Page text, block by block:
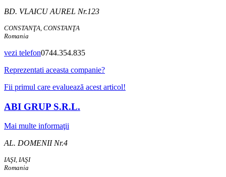
BD. VLAICU AUREL Nr.123
CONSTANŢA, CONSTANŢA
Romania
vezi telefon0744.354.835
Reprezentati aceasta companie?
Fii primul care evaluează acest articol!
ABI GRUP S.R.L.
Mai multe informaţii
AL. DOMENII Nr.4
IAŞI, IAŞI
Romania